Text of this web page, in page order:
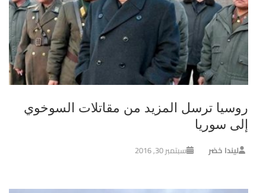
روسيا ترسل المزيد من مقاتلات السوخوي
إلى سوريا
ليندا خضر سبتمبر 30, 2016